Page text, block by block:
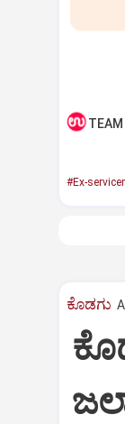
TEAM
#Ex-
ಕೊಡಗು